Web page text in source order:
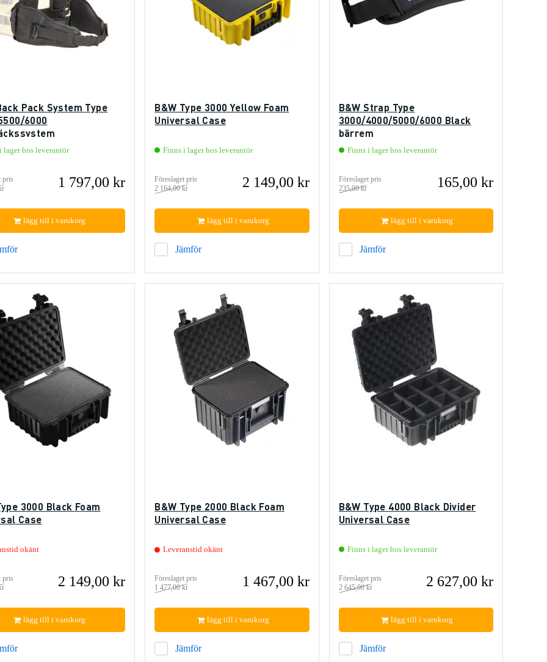
Pack System Type
6000
lager hos leverantör
pris
1 797,00 kr
lägg till i varukorg
B&W Type 3000 Yellow Foam
Universal Case
Finns i lager hos leverantör
Föreslaget pris
2 164,00 kr
2 149,00 kr
Jämför
lägg till i varukorg
B&W Strap Type
3000/4000/5000/6000 Black
bärrem
Finns i lager hos leverantör
Föreslaget pris
235,00 kr
165,00 kr
Jämför
lägg till i varukorg
3000 Black Foam
Case
okänt
pris
2 149,00 kr
lägg till i varukorg
B&W Type 2000 Black Foam
Universal Case
Leveranstid okänt
Föreslaget pris
1 477,00 kr
1 467,00 kr
Jämför
lägg till i varukorg
B&W Type 4000 Black Divider
Universal Case
Finns i lager hos leverantör
Föreslaget pris
2 645,00 kr
2 627,00 kr
Jämför
lägg till i varukorg